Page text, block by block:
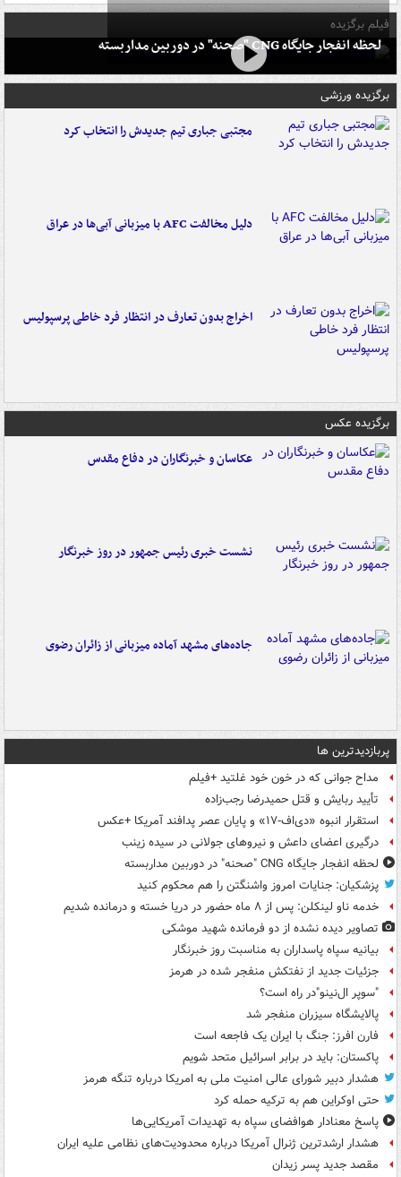
فیلم برگزیده
لحظه انفجار جایگاه CNG "صحنه" در دوربین مداربسته
برگزیده ورزشی
مجتبی جباری تیم جدیدش را انتخاب کرد
دلیل مخالفت AFC با میزبانی آبی‌ها در عراق
اخراج بدون تعارف در انتظار فرد خاطی پرسپولیس
برگزیده عکس
عکاسان و خبرنگاران در دفاع مقدس
نشست خبری رئیس جمهور در روز خبرنگار
جاده‌های مشهد آماده میزبانی از زائران رضوی
پربازدیدترین ها
مداح جوانی که در خون خود غلتید +فیلم
تأیید ربایش و قتل حمیدرضا رجب‌زاده
استقرار انبوه «دی‌اف‑۱۷» و پایان عصر پدافند آمریکا +عکس
درگیری اعضای داعش و نیروهای جولانی در سیده زینب
لحظه انفجار جایگاه CNG "صحنه" در دوربین مداربسته
پزشکیان: جنایات امروز واشنگتن را هم محکوم کنید
خدمه ناو لینکلن: پس از ۸ ماه حضور در دریا خسته و درمانده‌ شدیم
تصاویر دیده‌ نشده از دو فرمانده شهید موشکی
بیانیه سپاه پاسداران به مناسبت روز خبرنگار
جزئیات جدید از نفتکش منفجر شده در هرمز
"سوپر ال‌نینو"در راه است؟
پالایشگاه سیزران منفجر شد
فارن افرز: جنگ با ایران یک فاجعه است
پاکستان: باید در برابر اسرائیل متحد شویم
هشدار دبیر شورای عالی امنیت ملی به امریکا درباره تنگه هرمز
حتی اوکراین هم به ترکیه حمله کرد
پاسخ معنادار هوافضای سپاه به تهدیدات آمریکایی‌ها
هشدار ارشدترین ژنرال آمریکا درباره محدودیت‌های نظامی علیه ایران
مقصد جدید پسر زیدان